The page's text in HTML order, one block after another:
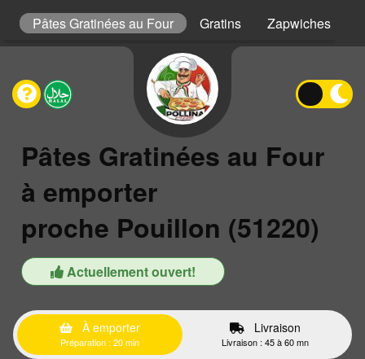
Pâtes Gratinées au Four Gratins Zapwiches
Pâtes Gratinées au Four
à emporter
proche Pouillon (51220)
Actuellement ouvert!
À emporter
Préparation : 20 min
Livraison
Livraison : 45 à 60 mn